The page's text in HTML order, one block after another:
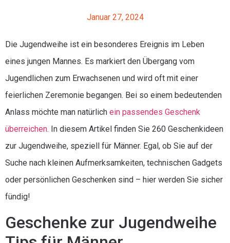
Januar 27, 2024
Die Jugendweihe ist ein besonderes Ereignis im Leben
eines jungen Mannes. Es markiert den Übergang vom
Jugendlichen zum Erwachsenen und wird oft mit einer
feierlichen Zeremonie begangen. Bei so einem bedeutenden
Anlass möchte man natürlich ein passendes Geschenk
überreichen. In diesem Artikel finden Sie 260 Geschenkideen
zur Jugendweihe, speziell für Männer. Egal, ob Sie auf der
Suche nach kleinen Aufmerksamkeiten, technischen Gadgets
oder persönlichen Geschenken sind – hier werden Sie sicher
fündig!
Geschenke zur Jugendweihe